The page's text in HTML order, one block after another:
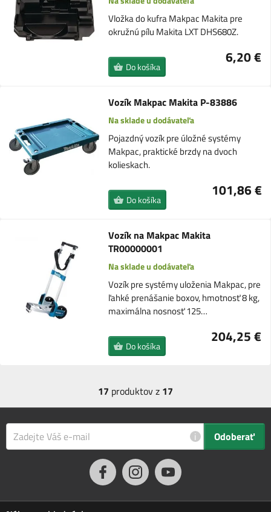
Vložka do kufra Makpac Makita pre
okružnú pílu Makita LXT DHS680Z.
6,20 €
Do košíka
Vozík Makpac Makita P-83886
Na sklade u dodávateľa
Pojazdný vozík pre úložné systémy
Makpac, praktické brzdy na dvoch
kolieskach.
101,86 €
Do košíka
Vozík na Makpac Makita
TR00000001
Na sklade u dodávateľa
Vozík pre systémy uloženia Makpac, pre
ľahké prenášanie boxov, hmotnosť 8 kg,
maximálna nosnosť 125…
204,25 €
Do košíka
17 produktov z 17
i Odoberať